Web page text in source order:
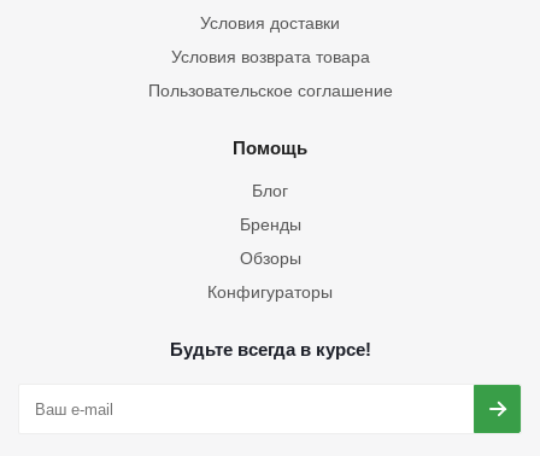
Условия доставки
Условия возврата товара
Пользовательское соглашение
Помощь
Блог
Бренды
Обзоры
Конфигураторы
Будьте всегда в курсе!